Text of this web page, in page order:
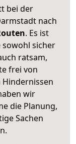
bei der
nach
. Es ist
sowohl sicher
ratsam,
frei von
wir
die Planung,
Sachen